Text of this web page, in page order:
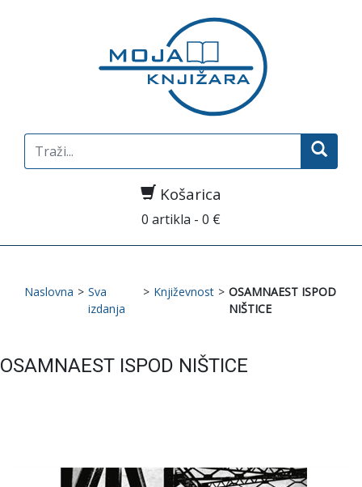
Search
for:
Košarica
0 artikla - 0 €
Naslovna > Sva
izdanja
> Književnost > OSAMNAEST ISPOD
NIŠTICE
OSAMNAEST ISPOD NIŠTICE